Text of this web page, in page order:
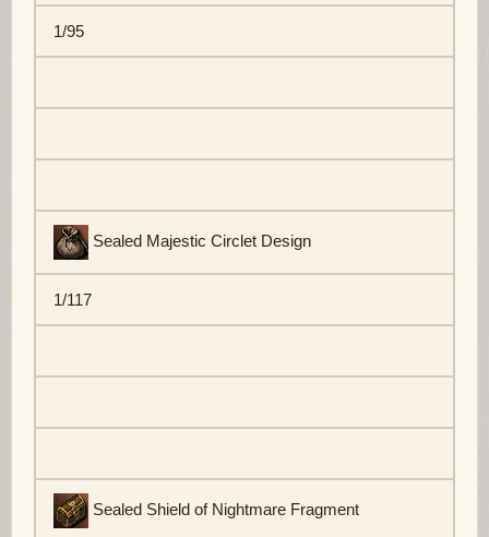
1/95
Sealed Majestic Circlet Design
1/117
Sealed Shield of Nightmare Fragment